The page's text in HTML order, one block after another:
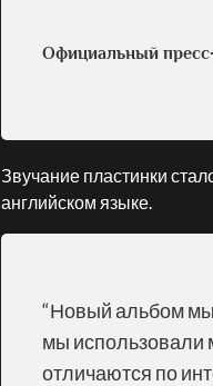
Официальный
Звучание пластинки
английском языке.
“Новый альбом
мы использовали
отличаются по